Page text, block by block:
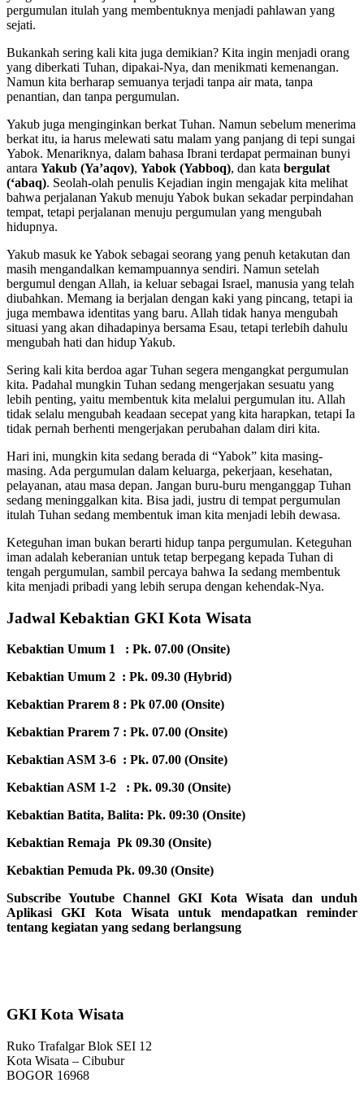
pergumulan itulah yang membentuknya menjadi pahlawan yang
sejati.
Bukankah sering kali kita juga demikian? Kita ingin menjadi orang
yang diberkati Tuhan, dipakai-Nya, dan menikmati kemenangan.
Namun kita berharap semuanya terjadi tanpa air mata, tanpa
penantian, dan tanpa pergumulan.
Yakub juga menginginkan berkat Tuhan. Namun sebelum menerima
berkat itu, ia harus melewati satu malam yang panjang di tepi sungai
Yabok. Menariknya, dalam bahasa Ibrani terdapat permainan bunyi
antara Yakub (Ya’aqov), Yabok (Yabboq), dan kata bergulat
(‘abaq). Seolah-olah penulis Kejadian ingin mengajak kita melihat
bahwa perjalanan Yakub menuju Yabok bukan sekadar perpindahan
tempat, tetapi perjalanan menuju pergumulan yang mengubah
hidupnya.
Yakub masuk ke Yabok sebagai seorang yang penuh ketakutan dan
masih mengandalkan kemampuannya sendiri. Namun setelah
bergumul dengan Allah, ia keluar sebagai Israel, manusia yang telah
diubahkan. Memang ia berjalan dengan kaki yang pincang, tetapi ia
juga membawa identitas yang baru. Allah tidak hanya mengubah
situasi yang akan dihadapinya bersama Esau, tetapi terlebih dahulu
mengubah hati dan hidup Yakub.
Sering kali kita berdoa agar Tuhan segera mengangkat pergumulan
kita. Padahal mungkin Tuhan sedang mengerjakan sesuatu yang
lebih penting, yaitu membentuk kita melalui pergumulan itu. Allah
tidak selalu mengubah keadaan secepat yang kita harapkan, tetapi Ia
tidak pernah berhenti mengerjakan perubahan dalam diri kita.
Hari ini, mungkin kita sedang berada di “Yabok” kita masing-
masing. Ada pergumulan dalam keluarga, pekerjaan, kesehatan,
pelayanan, atau masa depan. Jangan buru-buru menganggap Tuhan
sedang meninggalkan kita. Bisa jadi, justru di tempat pergumulan
itulah Tuhan sedang membentuk iman kita menjadi lebih dewasa.
Keteguhan iman bukan berarti hidup tanpa pergumulan. Keteguhan
iman adalah keberanian untuk tetap berpegang kepada Tuhan di
tengah pergumulan, sambil percaya bahwa Ia sedang membentuk
kita menjadi pribadi yang lebih serupa dengan kehendak-Nya.
Jadwal Kebaktian GKI Kota Wisata
Kebaktian Umum 1 : Pk. 07.00 (Onsite)
Kebaktian Umum 2 : Pk. 09.30 (Hybrid)
Kebaktian Prarem 8 : Pk 07.00 (Onsite)
Kebaktian Prarem 7 : Pk. 07.00 (Onsite)
Kebaktian ASM 3-6 : Pk. 07.00 (Onsite)
Kebaktian ASM 1-2 : Pk. 09.30 (Onsite)
Kebaktian Batita, Balita: Pk. 09:30 (Onsite)
Kebaktian Remaja Pk 09.30 (Onsite)
Kebaktian Pemuda Pk. 09.30 (Onsite)
Subscribe Youtube Channel GKI Kota Wisata dan unduh
Aplikasi GKI Kota Wisata untuk mendapatkan reminder
tentang kegiatan yang sedang berlangsung
GKI Kota Wisata
Ruko Trafalgar Blok SEI 12
Kota Wisata – Cibubur
BOGOR 16968